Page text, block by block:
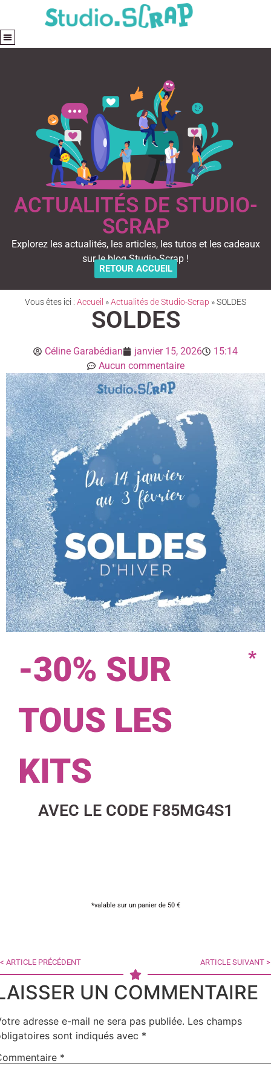
ACTUALITÉS DE STUDIO-
SCRAP
Explorez les actualités, les articles, les tutos et les cadeaux
sur le blog Studio-Scrap !
RETOUR ACCUEIL
Vous êtes ici : Accueil »Actualités de Studio-Scrap »SOLDES
SOLDES
Céline Garabédian janvier 15, 2026
15:14
Aucun commentaire
-30% SUR
TOUS LES
KITS
*
AVEC LE CODE F85MG4S1
*valable sur un panier de 50 €
< ARTICLE PRÉCÉDENT ARTICLE SUIVANT >
UN COMMENTAIRE
adresse e-mail ne sera pas publiée. Les champs
sont indiqués avec *
*